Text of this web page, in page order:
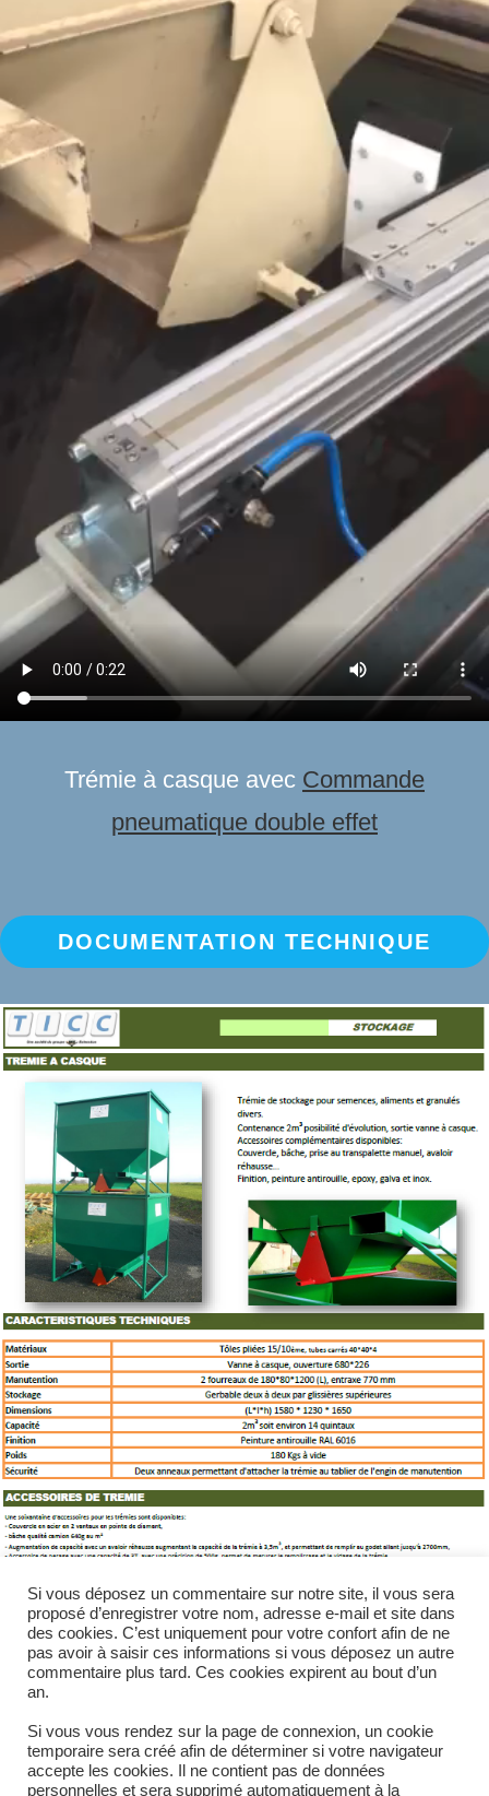
Trémie à casque avec Commande
pneumatique double effet
DOCUMENTATION TECHNIQUE
Si vous déposez un commentaire sur notre site, il vous sera
proposé d’enregistrer votre nom, adresse e-mail et site dans
des cookies. C’est uniquement pour votre confort afin de ne
pas avoir à saisir ces informations si vous déposez un autre
commentaire plus tard. Ces cookies expirent au bout d’un
an.
Si vous vous rendez sur la page de connexion, un cookie
temporaire sera créé afin de déterminer si votre navigateur
accepte les cookies. Il ne contient pas de données
personnelles et sera supprimé automatiquement à la